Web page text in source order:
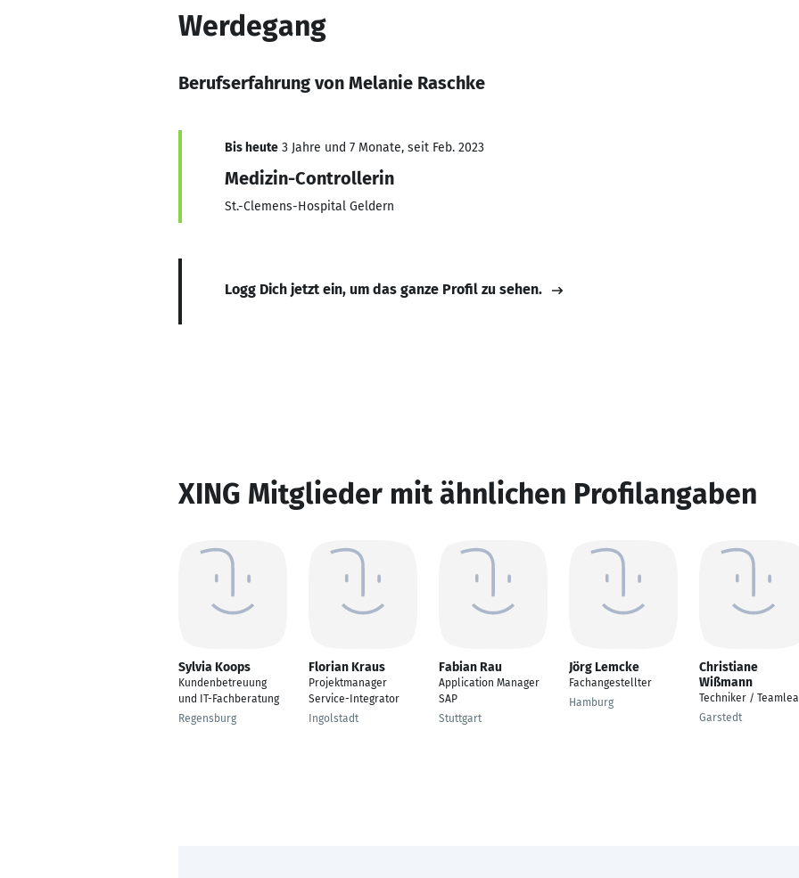
Werdegang
Berufserfahrung von Melanie Raschke
Bis heute 3 Jahre und 7 Monate, seit Feb. 2023
Medizin-Controllerin
St.-Clemens-Hospital Geldern
Logg Dich jetzt ein, um das ganze Profil zu sehen.
XING Mitglieder mit ähnlichen Profilangaben
Sylvia Koops
Kundenbetreuung
und IT-Fachberatung
Regensburg
Florian Kraus
Projektmanager
Service-Integrator
Ingolstadt
Fabian Rau
Application Manager
SAP
Stuttgart
Jörg Lemcke
Fachangestellter
Hamburg
Christiane
Wißmann
Techniker /
Garstedt